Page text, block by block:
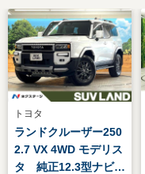
トヨタ
ランドクルーザー250
2.7 VX 4WD モデリス
タ 純正12.3型ナビ